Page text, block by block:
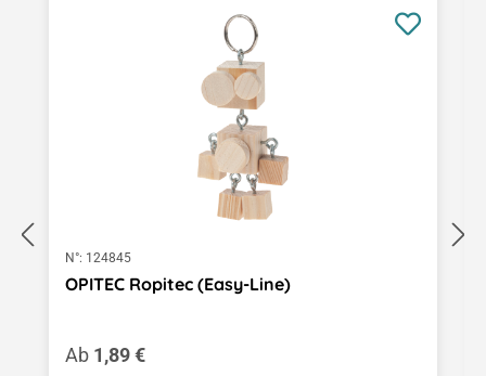
N°: 124845
OPITEC Ropitec (Easy-Line)
Regulärer Preis:
Ab 1,89 €